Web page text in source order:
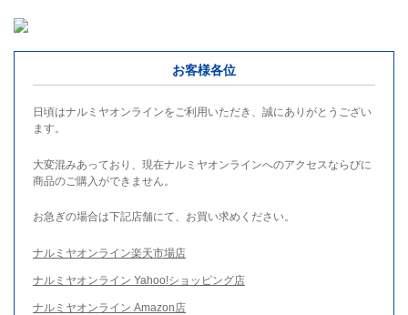
お客様各位
日頃はナルミヤオンラインをご利用いただき、誠にありがとうござい
ます。
大変混みあっており、現在ナルミヤオンラインへのアクセスならびに
商品のご購入ができません。
お急ぎの場合は下記店舗にて、お買い求めください。
ナルミヤオンライン楽天市場店
ナルミヤオンライン Yahoo!ショッピング店
ナルミヤオンライン Amazon店